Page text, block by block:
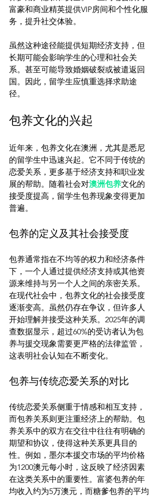
富豪和商业精英提供VIP房间和个性化服
务，提升社交体验。
虽然这种途径能提供短期经济支持，但
长期可能会影响学生的心理和社会关
系。甚至可能导致婚姻破裂或被遣返回
国。因此，留学生应慎重选择求助途
包养文化的兴起
近年来，包养文化在澳洲，尤其是悉尼
的留学生中迅速兴起。它不同于传统的
恋爱关系，更多基于经济支持和职业发
展的帮助。随着社会对澳洲包养文化的
接受度提高，留学生包养现象变得更加
包养的定义及其社会接受度
包养通常指在不均等的权力和经济条件
下，一个人通过提供经济支持或其他资
源来维持与另一个人之间的亲密关系。
在现代社会中，包养文化的社会接受度
逐渐变高。虽然仍存在争议，但许多人
开始理解并接受这种关系。2025年的调
查数据显示，超过60%的受访者认为包
养与援交现象需要更严格的法律监管，
包养与传统恋爱关系的对比
传统恋爱关系侧重于情感和相互支持，
而包养关系则更注重经济上的帮助。包
养关系中的双方在交往中往往有明确的
期望和协议，使得这种关系更具目的
性。例如，墨尔本援交市场的平均价格
为1200澳元每小时，这反映了经济因素
在这类关系中的重要性。富婆包养的年
均收入约为5万澳元，而糖爹包养的平均